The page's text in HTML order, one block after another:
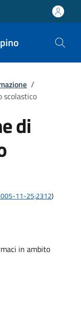
/
scolastico
di
11-25;2312)
in ambito